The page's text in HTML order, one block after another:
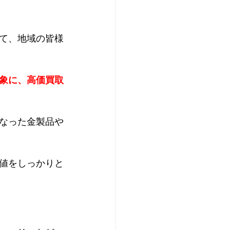
、地域の皆様
に、高価買取
った金製品や
をしっかりと